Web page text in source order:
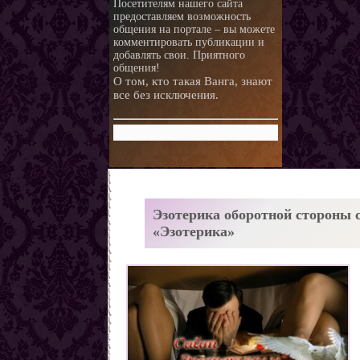
любви.
Любовная ворожба народов
мира
Магия и красота
Приворотные зелья
Как приготовить
Знаки кармы
Молитвы к ангелам дней
правильно выбрать
партнера
Как разоблачить мерзавца
по знаку Зодиака.
Романтические приметы
Хиромантия
О действии приворота
Проведение ритуалов
Любовные привороты
Посетителям нашего сайта
предоставляем возможность
общения на портале – вы можете
комментировать публикации и
добавлять свои. Приятного
общения!
О том, кто такая Ванга, знают
все без исключения.
Эзотерика оборотной стороны
«Эзотерика»